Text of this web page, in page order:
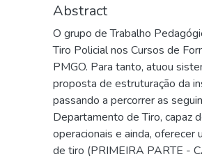
Abstract
O grupo de Trabalho
Tiro Policial nos Cursos de
PMGO. Para tanto, atuou
proposta de estruturação da
passando a percorrer as
Departamento de Tiro, capaz
operacionais e ainda, oferecer
de tiro (PRIMEIRA PARTE -